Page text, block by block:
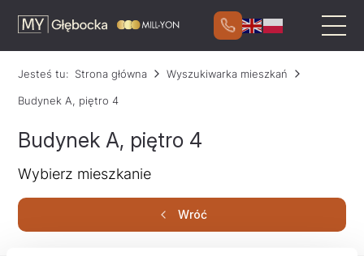
Jesteś tu: Strona główna Wyszukiwarka mieszkań
Budynek A, piętro 4
Budynek A, piętro 4
Wybierz mieszkanie
Wróć